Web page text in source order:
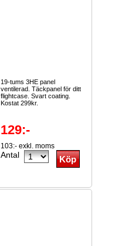
19-tums 3HE panel
ventilerad. Täckpanel för ditt
flightcase. Svart coating.
Kostat 299kr.
129:-
103:- exkl. moms
Antal